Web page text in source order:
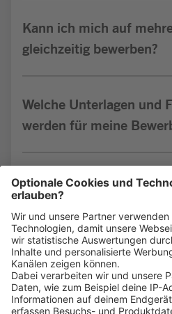
Kann ich mich auf
gleichzeitig bewerben?
Welche Unterlagen und
werden für meine
Bin ich für die Stelle